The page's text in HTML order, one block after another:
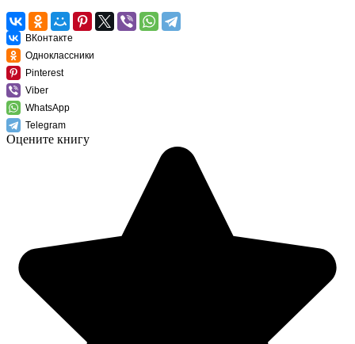
ВКонтакте
Одноклассники
Pinterest
Viber
WhatsApp
Telegram
Оцените книгу